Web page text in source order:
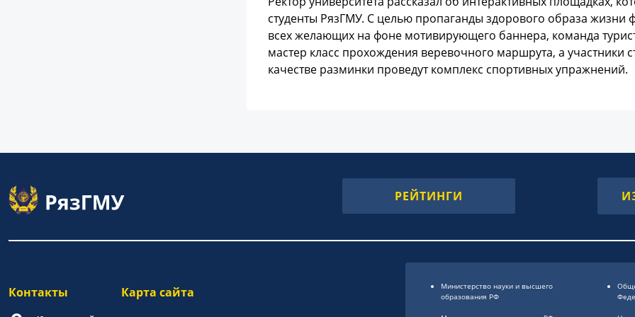
студенты РязГМУ. С целью пропаганды здорового образа жизни
всех желающих на фоне мотивирующего баннера, команда
мастер класс прохождения веревочного маршрута, а участники
качестве разминки проведут комплекс спортивных упражнений.
РЕЙТИНГИ
Контакты Карта сайта
Министерство науки и высшего
образования РФ